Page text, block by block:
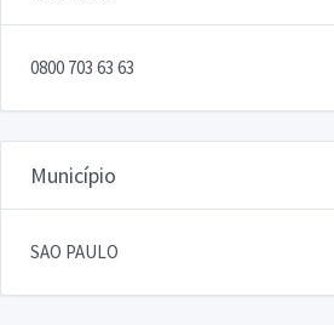
0800 703 63 63
Município
SAO PAULO